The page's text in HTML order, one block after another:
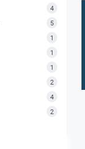
4
5
1
1
1
2
4
2